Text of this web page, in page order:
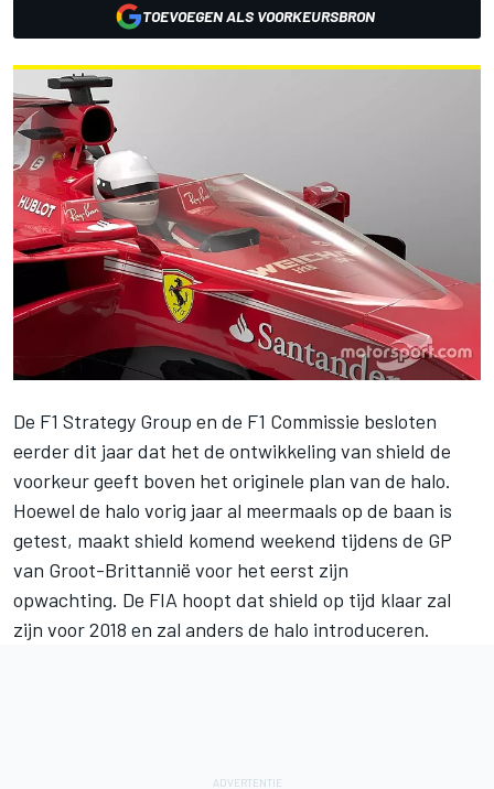
TOEVOEGEN ALS VOORKEURSBRON
De F1 Strategy Group en de F1 Commissie besloten
eerder dit jaar dat het de ontwikkeling van shield de
voorkeur geeft boven het originele plan van de halo.
Hoewel de halo vorig jaar al meermaals op de baan is
getest, maakt shield komend weekend tijdens de GP
van Groot-Brittannië voor het eerst zijn
opwachting. De FIA hoopt dat shield op tijd klaar zal
zijn voor 2018 en zal anders de halo introduceren.